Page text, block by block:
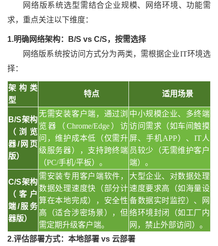
网络版系统选型需结合企业规模、网络环境、功能需
求，重点关注以下维度：
1.明确网络架构：B/S vs C/S，按需选择
网络版系统按访问方式分为两类，需根据企业IT环境选
择：
架构类
型
特点 适用场景
B/S架构
（浏览
器/网页
版）
无需安装客户端，通过浏
览器（ Chrome/Edge）访
问，维护成本低（仅需升
级服务器），支持跨终端
（PC/手机/平板）。
中小规模企业、多终端
访问需求（如车间触摸
屏、手机APP）、IT人
员较少（无需维护客户
端）。
C/S架构
（客户
端/服务
器版）
需安装专用客户端软件，
数据处理速度快（部分计
算在本地完成），安全性
高（适合涉密场景），但
需定期升级客户端。
大型企业、对数据处理
速度要求高（如海量设
备数据实时监控）、网
络环境封闭（如工厂内
网，禁止外部访问）。
2.评估部署方式：本地部署 vs 云部署